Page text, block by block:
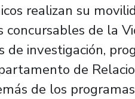
realizan su
concursables de la
de investigación,
de
de los